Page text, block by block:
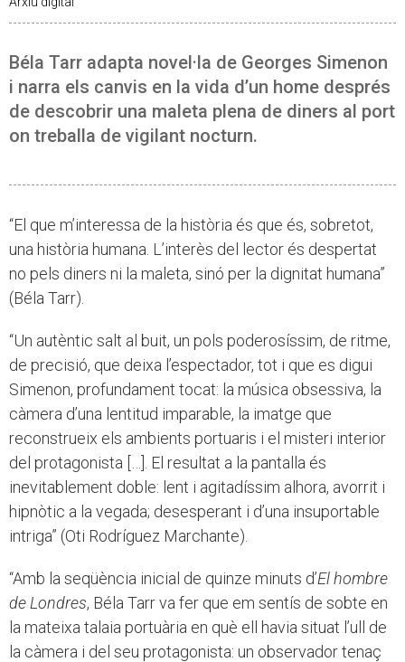
Béla Tarr adapta novel·la de Georges Simenon
i narra els canvis en la vida d’un home després
de descobrir una maleta plena de diners al port
on treballa de vigilant nocturn.
“El que m’interessa de la història és que és, sobretot,
una història humana. L’interès del lector és despertat
no pels diners ni la maleta, sinó per la dignitat humana”
(Béla Tarr).
“Un autèntic salt al buit, un pols poderosíssim, de ritme,
de precisió, que deixa l’espectador, tot i que es digui
Simenon, profundament tocat: la música obsessiva, la
càmera d’una lentitud imparable, la imatge que
reconstrueix els ambients portuaris i el misteri interior
del protagonista […]. El resultat a la pantalla és
inevitablement doble: lent i agitadíssim alhora, avorrit i
hipnòtic a la vegada; desesperant i d’una insuportable
intriga” (Oti Rodríguez Marchante).
“Amb la seqüència inicial de quinze minuts d’El hombre
de Londres, Béla Tarr va fer que em sentís de sobte en
la mateixa talaia portuària en què ell havia situat l’ull de
la càmera i del seu protagonista: un observador tenaç